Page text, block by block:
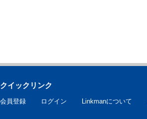
クイックリンク
会員登録 ログイン Linkmanについて